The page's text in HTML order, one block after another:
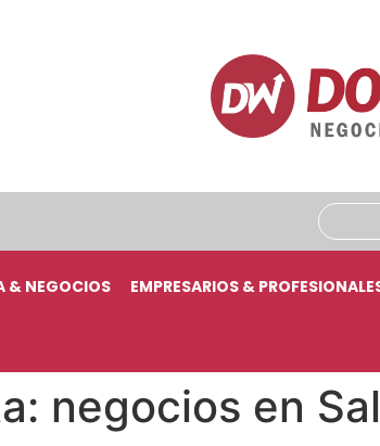
& NEGOCIOS EMPRESARIOS &
negocios en